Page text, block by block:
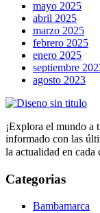
mayo 2025
abril 2025
marzo 2025
febrero 2025
enero 2025
septiembre
agosto 2023
¡Explora el mundo a
informado con las
la actualidad en cada
Categorias
Bambamarca